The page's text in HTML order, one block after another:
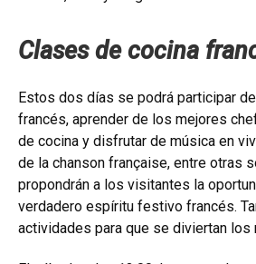
Clases de cocina
Estos dos días se podrá participar
francés, aprender de los mejores
de cocina y disfrutar de música en
de la chanson française, entre otras
propondrán a los visitantes la
verdadero espíritu festivo francés.
actividades para que se diviertan los